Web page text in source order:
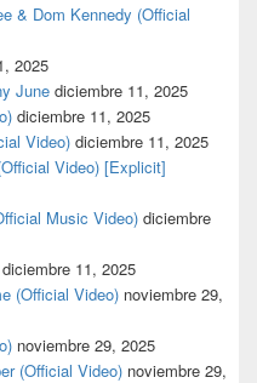
& Dom Kennedy (Official
2025
June diciembre 11, 2025
diciembre 11, 2025
Video) diciembre 11, 2025
Video) [Explicit]
Music Video) diciembre
diciembre 11, 2025
(Official Video) noviembre 29,
noviembre 29, 2025
(Official Video) noviembre 29,